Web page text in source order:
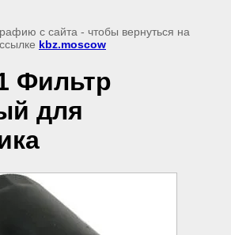
с сайта - чтобы вернуться на
kbz.moscow
Фильтр
для